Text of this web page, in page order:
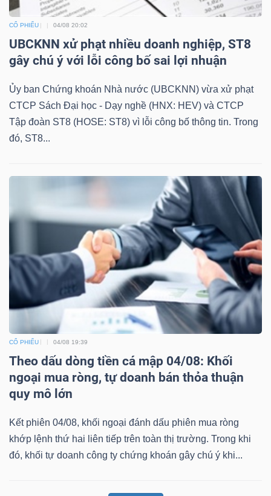
CỔ PHIẾU 04/08 20:02
UBCKNN xử phạt nhiều doanh nghiệp, ST8
gây chú ý với lỗi công bố sai lợi nhuận
Ủy ban Chứng khoán Nhà nước (UBCKNN) vừa xử phạt
CTCP Sách Đại học - Dạy nghề (HNX: HEV) và CTCP
Tập đoàn ST8 (HOSE: ST8) vì lỗi công bố thông tin. Trong
đó, ST8...
CỔ PHIẾU 04/08 19:39
Theo dấu dòng tiền cá mập 04/08: Khối
ngoại mua ròng, tự doanh bán thỏa thuận
quy mô lớn
Kết phiên 04/08, khối ngoại đánh dấu phiên mua ròng
khớp lệnh thứ hai liên tiếp trên toàn thị trường. Trong khi
đó, khối tự doanh công ty chứng khoán gây chú ý khi...